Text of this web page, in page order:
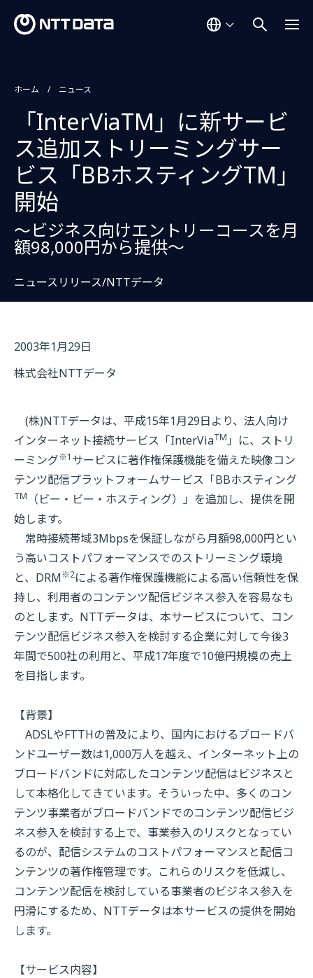
ホーム ニュース
「InterViaTM」に新サービ
ス追加ストリーミングサー
ビス「BBホスティングTM」
開始
〜ビジネス向けエントリーコースを月
額98,000円から提供〜
ニュースリリース/NTTデータ
2003年1月29日
株式会社NTTデータ
(株)NTTデータは、平成15年1月29日より、法人向け
インターネット接続サービス「InterViaTM 」に、ストリ
ーミング※1 サービスに著作権保護機能を備えた映像コン
テンツ配信プラットフォームサービス「BBホスティング
TM
（ビー・ビー・ホスティング）」を追加し、提供を開
始します。
常時接続帯域3Mbpsを保証しながら月額98,000円とい
う高いコストパフォーマンスでのストリーミング環境
と、DRM※2による著作権保護機能による高い信頼性を保
持し、利用者のコンテンツ配信ビジネス参入を容易なも
のとします。NTTデータは、本サービスについて、コン
テンツ配信ビジネス参入を検討する企業に対して今後3
年間で500社の利用と、平成17年度で10億円規模の売上
を目指します。
【背景】
ADSLやFTTHの普及により、国内におけるブロードバ
ンドユーザー数は1,000万人を越え、インターネット上の
ブロードバンドに対応したコンテンツ配信はビジネスと
して本格化してきています。そういった中、多くのコン
テンツ事業者がブロードバンドでのコンテンツ配信ビジ
ネス参入を検討する上で、事業参入のリスクとなってい
るのが、配信システムのコストパフォーマンスと配信コ
ンテンツの著作権管理です。これらのリスクを低減し、
コンテンツ配信を検討している事業者のビジネス参入を
円滑にするため、NTTデータは本サービスの提供を開始
します。
【サービス内容】